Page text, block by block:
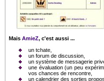
Mais AmieZ, c'est aussi ...
un tchate,
un forum de discussion,
un système de messagerie
une évaluation (un peu
vos chances de rencontre,
un calendrier des sorties